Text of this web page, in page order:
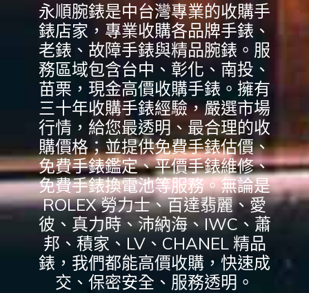
永順腕錶是中台灣專業的收購手
錶店家，專業收購各品牌手錶、
老錶、故障手錶與精品腕錶。服
務區域包含台中、彰化、南投、
苗栗，現金高價收購手錶。擁有
三十年收購手錶經驗，嚴選市場
行情，給您最透明、最合理的收
購價格；並提供免費手錶估價、
免費手錶鑑定、平價手錶維修、
免費手錶換電池等服務。無論是
ROLEX 勞力士、百達翡麗、愛
彼、真力時、沛納海、IWC、蕭
邦、積家、LV、CHANEL 精品
錶，我們都能高價收購，快速成
交、保密安全、服務透明。